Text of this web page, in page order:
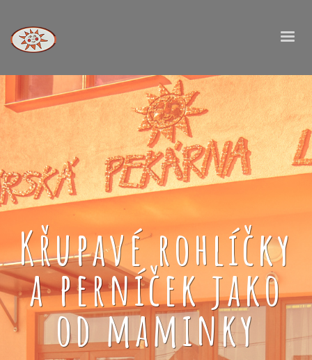
Křupavé rohlíčky
a perníček jako
od maminky